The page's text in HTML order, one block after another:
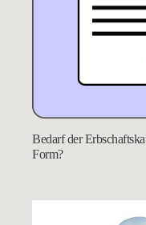
Bedarf der
Form?